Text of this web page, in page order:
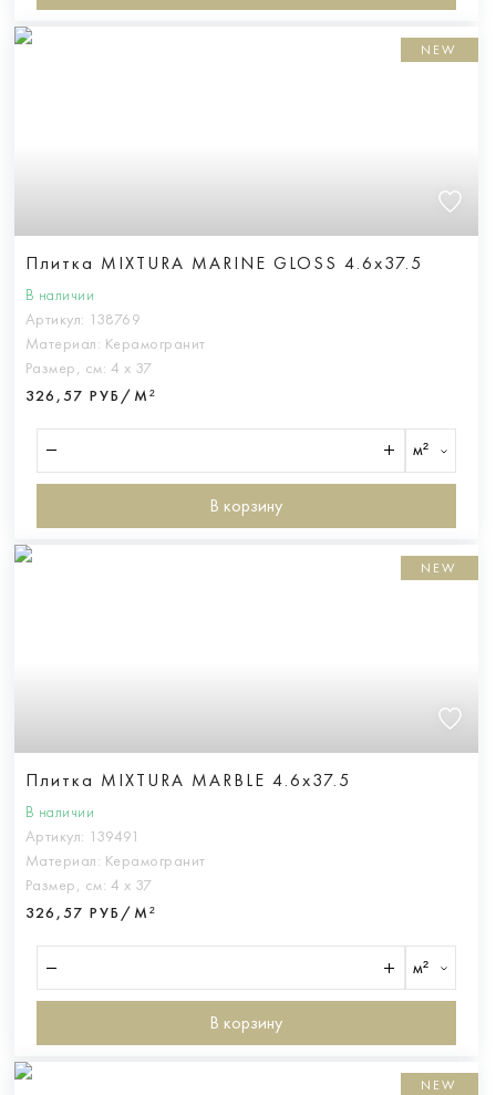
NEW
Плитка MIXTURA MARINE GLOSS 4.6x37.5
В наличии
Артикул: 138769
Материал: Керамогранит
Размер, см: 4 х 37
326,57 РУБ/М²
м²
В корзину
NEW
Плитка MIXTURA MARBLE 4.6x37.5
В наличии
Артикул: 139491
Материал: Керамогранит
Размер, см: 4 х 37
326,57 РУБ/М²
м²
В корзину
NEW